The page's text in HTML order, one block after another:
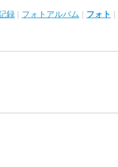
録 | フォトアルバム | フォト |